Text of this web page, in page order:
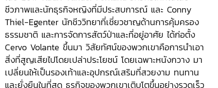
ชีวภาพและนักธุรกิจหญิงที่มีประสบการณ์ และ Conny
Thiel-Egenter นักชีววิทยาที่เชี่ยวชาญด้านการคุ้มครอง
ธรรมชาติ และการจัดการสัตว์ป่าและที่อยู่อาศัย ได้ก่อตั้ง
Cervo Volante ขึ้นมา วิสัยทัศน์ของพวกเขาคือการนำเอา
สิ่งที่สูญเสียไปโดยเปล่าประโยชน์ โดยเฉพาะหนังกวาง มา
เปลี่ยนให้เป็นรองเท้าและอุปกรณ์เสริมที่สวยงาม ทนทาน
และยั่งยืนในที่สุด ธุรกิจของพวกเขาเติบโตขึ้นอย่างรวดเร็ว